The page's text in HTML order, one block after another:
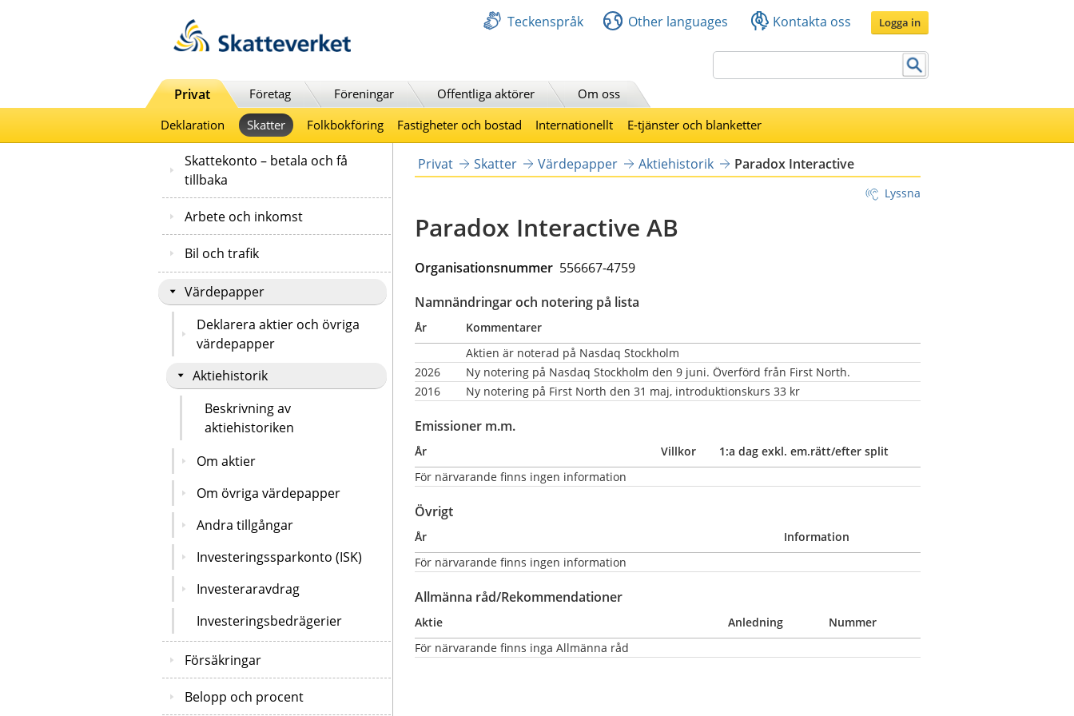
Teckenspråk Other languages Kontakta oss Logga in
Privat Företag Föreningar Offentliga aktörer
Om oss
Deklaration
Skatter Folkbokföring Fastigheter och bostad Internationellt E-tjänster och blanketter
Skattekonto – betala och få
tillbaka
Arbete och inkomst
Bil och trafik
Värdepapper
Deklarera aktier och övriga
värdepapper
Aktiehistorik
Beskrivning av
aktiehistoriken
Om aktier
Om övriga värdepapper
Andra tillgångar
Investeringssparkonto (ISK)
Investeraravdrag
Investeringsbedrägerier
Försäkringar
Belopp och procent
Privat Skatter Värdepapper Aktiehistorik Paradox Interactive
Lyssna
Paradox Interactive AB
Organisationsnummer 556667-4759
Namnändringar och notering på lista
År
Kommentarer
Aktien är noterad på Nasdaq Stockholm
2026
Ny notering på Nasdaq Stockholm den 9 juni. Överförd från First North.
2016
Ny notering på First North den 31 maj, introduktionskurs 33 kr
Emissioner m.m.
År Villkor
1:a dag exkl. em.rätt/efter split
För närvarande finns ingen information
Övrigt
År
Information
För närvarande finns ingen information
Allmänna råd/Rekommendationer
Aktie Anledning
Nummer
För närvarande finns inga Allmänna råd